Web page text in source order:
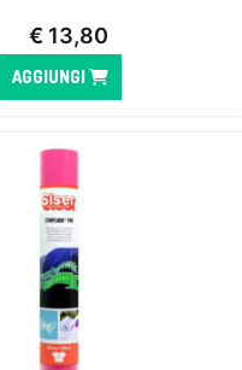
€ 13,80
AGGIUNGI